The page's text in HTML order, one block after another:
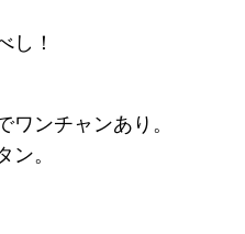
し！
ンチャンあり。
。